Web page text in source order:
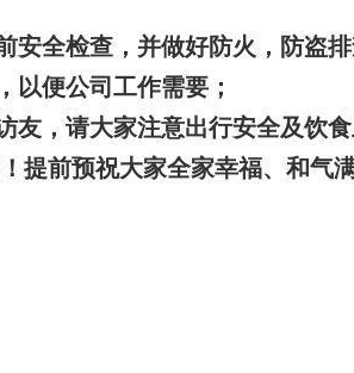
安全检查，并做好防火，防盗排
以便公司工作需要；
友，请大家注意出行安全及饮食
提前预祝大家全家幸福、和气